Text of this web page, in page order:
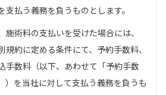
支払う義務を負うものとします。
施術料の支払いを受けた場合には、
規約に定める条件にて、予約手数料、
手数料（以下、あわせて「予約手数
）を当社に対して支払う義務を負うも